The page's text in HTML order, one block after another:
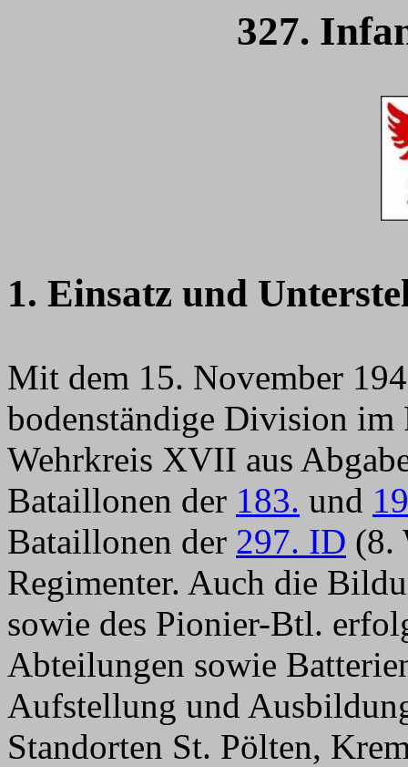
327.
1. Einsatz und
Mit dem 15. November
bodenständige Division im
Wehrkreis XVII aus
Bataillonen der 183. und
Bataillonen der 297. ID (8.
Regimenter. Auch die
sowie des Pionier-Btl.
Abteilungen sowie
Aufstellung und
Standorten St. Pölten,